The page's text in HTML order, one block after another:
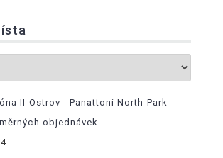
II Ostrov - Panattoni North Park -
objednávek